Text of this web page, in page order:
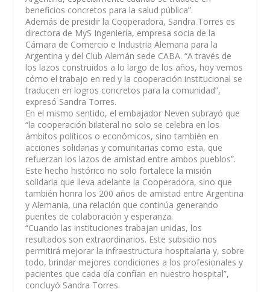
beneficios concretos para la salud pública”.
Además de presidir la Cooperadora, Sandra Torres es
directora de MyS Ingeniería, empresa socia de la
Cámara de Comercio e Industria Alemana para la
Argentina y del Club Alemán sede CABA. “A través de
los lazos construidos a lo largo de los años, hoy vemos
cómo el trabajo en red y la cooperación institucional se
traducen en logros concretos para la comunidad”,
expresó Sandra Torres.
En el mismo sentido, el embajador Neven subrayó que
“la cooperación bilateral no solo se celebra en los
ámbitos políticos o económicos, sino también en
acciones solidarias y comunitarias como esta, que
refuerzan los lazos de amistad entre ambos pueblos”.
Este hecho histórico no solo fortalece la misión
solidaria que lleva adelante la Cooperadora, sino que
también honra los 200 años de amistad entre Argentina
y Alemania, una relación que continúa generando
puentes de colaboración y esperanza.
“Cuando las instituciones trabajan unidas, los
resultados son extraordinarios. Este subsidio nos
permitirá mejorar la infraestructura hospitalaria y, sobre
todo, brindar mejores condiciones a los profesionales y
pacientes que cada día confían en nuestro hospital”,
concluyó Sandra Torres.